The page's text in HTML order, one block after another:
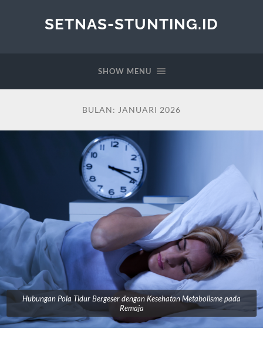
SETNAS-STUNTING.ID
SHOW MENU
BULAN: JANUARI 2026
Hubungan Pola Tidur Bergeser dengan Kesehatan Metabolisme pada
Remaja